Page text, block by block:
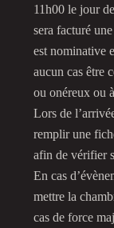
11h00 le jour
sera facturé
est nominative
aucun cas être
ou onéreux ou
Lors de
remplir une
afin de vérifier
En cas
mettre la
cas de force